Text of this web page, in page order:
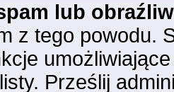
lub
z tego powodu.
Prześlij